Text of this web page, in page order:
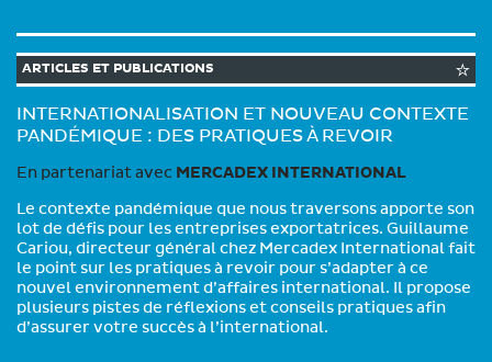
ARTICLES ET PUBLICATIONS
INTERNATIONALISATION ET NOUVEAU CONTEXTE
PANDÉMIQUE : DES PRATIQUES À REVOIR
En partenariat avec MERCADEX INTERNATIONAL
Le contexte pandémique que nous traversons apporte son
lot de défis pour les entreprises exportatrices. Guillaume
Cariou, directeur général chez Mercadex International fait
le point sur les pratiques à revoir pour s’adapter à ce
nouvel environnement d’affaires international. Il propose
plusieurs pistes de réflexions et conseils pratiques afin
d’assurer votre succès à l’international.